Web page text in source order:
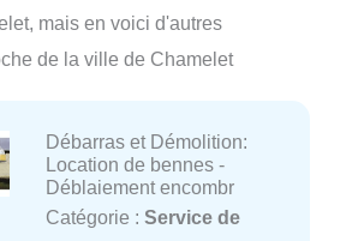
mais en voici d'autres
de la ville de Chamelet
Débarras et Démolition:
Location de bennes -
Déblaiement encombr
Catégorie : Service de